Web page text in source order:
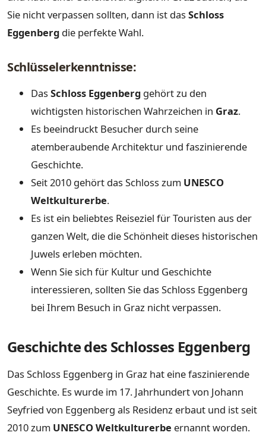
Sie nicht verpassen sollten, dann ist dasSchloss
Eggenberg die perfekte Wahl.
Schlüsselerkenntnisse:
DasSchloss Eggenberg gehört zu den
wichtigsten historischen Wahrzeichen in Graz.
Es beeindruckt Besucher durch seine
atemberaubende Architektur und faszinierende
Geschichte.
Seit 2010 gehört das Schloss zum UNESCO
Weltkulturerbe.
Es ist ein beliebtes Reiseziel für Touristen aus der
ganzen Welt, die die Schönheit dieses historischen
Juwels erleben möchten.
Wenn Sie sich für Kultur und Geschichte
interessieren, sollten Sie das Schloss Eggenberg
bei Ihrem Besuch in Graz nicht verpassen.
Geschichte des Schlosses Eggenberg
Das Schloss Eggenberg in Graz hat eine faszinierende
Geschichte. Es wurde im 17. Jahrhundert von Johann
Seyfried von Eggenberg als Residenz erbaut und ist seit
2010 zum UNESCO Weltkulturerbe ernannt worden.